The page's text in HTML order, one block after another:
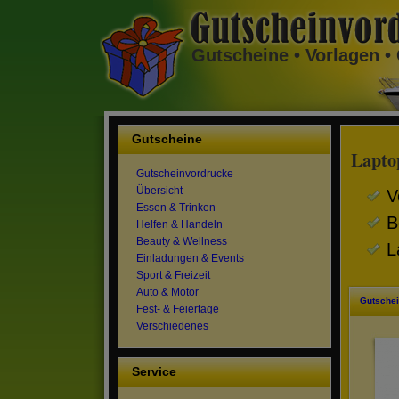
Gutscheine • Vorlagen
Gutscheine
Gutscheinvordrucke
Übersicht
Essen & Trinken
Helfen & Handeln
Beauty & Wellness
Einladungen & Events
Sport & Freizeit
Auto & Motor
Fest- & Feiertage
Verschiedenes
Service